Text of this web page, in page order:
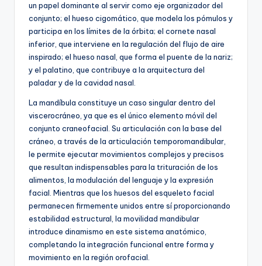
un papel dominante al servir como eje organizador del
conjunto; el hueso cigomático, que modela los pómulos y
participa en los límites de la órbita; el cornete nasal
inferior, que interviene en la regulación del flujo de aire
inspirado; el hueso nasal, que forma el puente de la nariz;
y el palatino, que contribuye a la arquitectura del
paladar y de la cavidad nasal.
La mandíbula constituye un caso singular dentro del
viscerocráneo, ya que es el único elemento móvil del
conjunto craneofacial. Su articulación con la base del
cráneo, a través de la articulación temporomandibular,
le permite ejecutar movimientos complejos y precisos
que resultan indispensables para la trituración de los
alimentos, la modulación del lenguaje y la expresión
facial. Mientras que los huesos del esqueleto facial
permanecen firmemente unidos entre sí proporcionando
estabilidad estructural, la movilidad mandibular
introduce dinamismo en este sistema anatómico,
completando la integración funcional entre forma y
movimiento en la región orofacial.